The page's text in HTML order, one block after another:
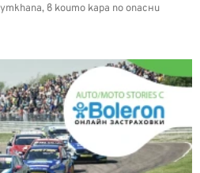
в които кара по опасни